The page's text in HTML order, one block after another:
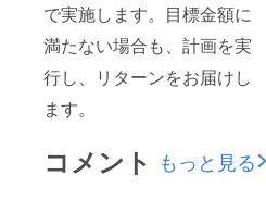
で実施します。目標金額に
満たない場合も、計画を実
行し、リターンをお届けし
ます。
コメント もっと見る